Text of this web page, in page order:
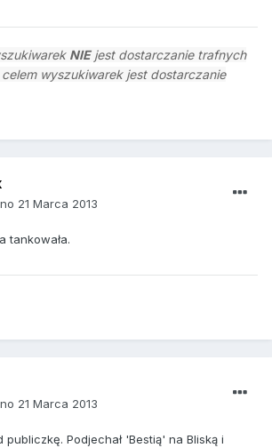
NIE jest dostarczanie trafnych
celem wyszukiwarek jest dostarczanie
21 Marca 2013
tankowała.
21 Marca 2013
publiczkę. Podjechał 'Bestią' na Bliską i